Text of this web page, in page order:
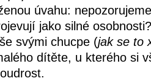
úvahu:
jako silné
svými chucpe (jak se to
dítěte, u kterého si